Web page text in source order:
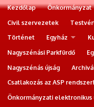
Kezdőlap Önkormányzat
Civil szervezetek
Történet
Egyház
Nagyszénási Parkfürdő
Nagyszénás újság
Csatlakozás az ASP
Önkormányzati elektronikus